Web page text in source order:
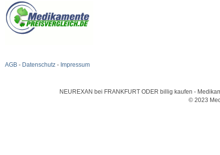
AGB - Datenschutz - Impressum
NEUREXAN bei FRANKFURT ODER billig kaufen -
© 2023